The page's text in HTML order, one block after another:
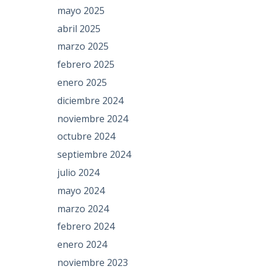
mayo 2025
abril 2025
marzo 2025
febrero 2025
enero 2025
diciembre 2024
noviembre 2024
octubre 2024
septiembre 2024
julio 2024
mayo 2024
marzo 2024
febrero 2024
enero 2024
noviembre 2023